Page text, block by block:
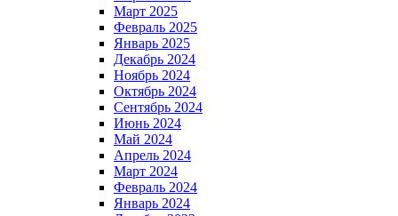
Март 2025
Февраль 2025
Январь 2025
Декабрь 2024
Ноябрь 2024
Октябрь 2024
Сентябрь 2024
Июнь 2024
Май 2024
Апрель 2024
Март 2024
Февраль 2024
Январь 2024